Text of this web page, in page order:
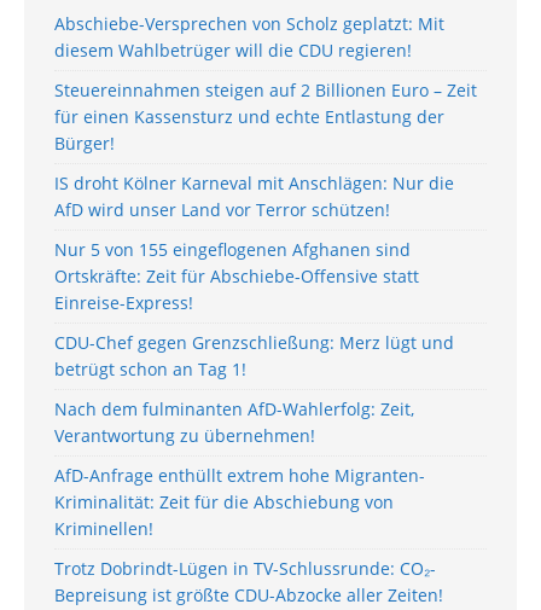
Abschiebe-Versprechen von Scholz geplatzt: Mit
diesem Wahlbetrüger will die CDU regieren!
Steuereinnahmen steigen auf 2 Billionen Euro – Zeit
für einen Kassensturz und echte Entlastung der
Bürger!
IS droht Kölner Karneval mit Anschlägen: Nur die
AfD wird unser Land vor Terror schützen!
Nur 5 von 155 eingeflogenen Afghanen sind
Ortskräfte: Zeit für Abschiebe-Offensive statt
Einreise-Express!
CDU-Chef gegen Grenzschließung: Merz lügt und
betrügt schon an Tag 1!
Nach dem fulminanten AfD-Wahlerfolg: Zeit,
Verantwortung zu übernehmen!
AfD-Anfrage enthüllt extrem hohe Migranten-
Kriminalität: Zeit für die Abschiebung von
Kriminellen!
Trotz Dobrindt-Lügen in TV-Schlussrunde: CO₂-
Bepreisung ist größte CDU-Abzocke aller Zeiten!